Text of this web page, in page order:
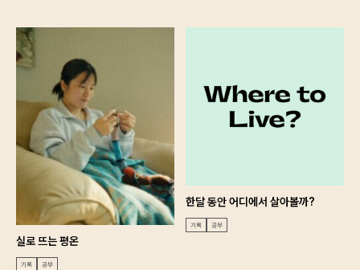
실로 뜨는 평온
기록 공부
한달 동안 어디에서 살아볼까?
기록 공부
로그인 상태 유지
회원가입